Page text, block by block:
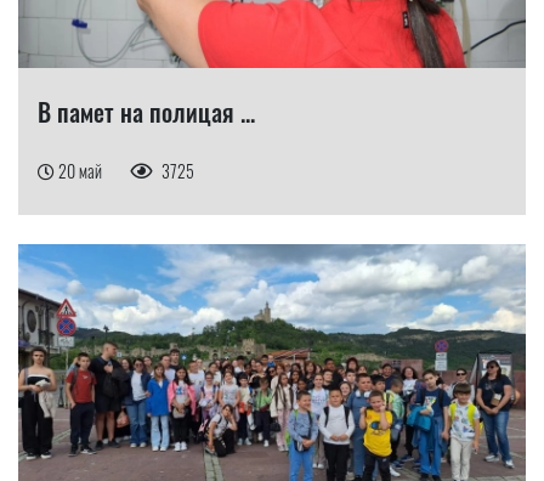
В памет на полицая ...
20 май 3725